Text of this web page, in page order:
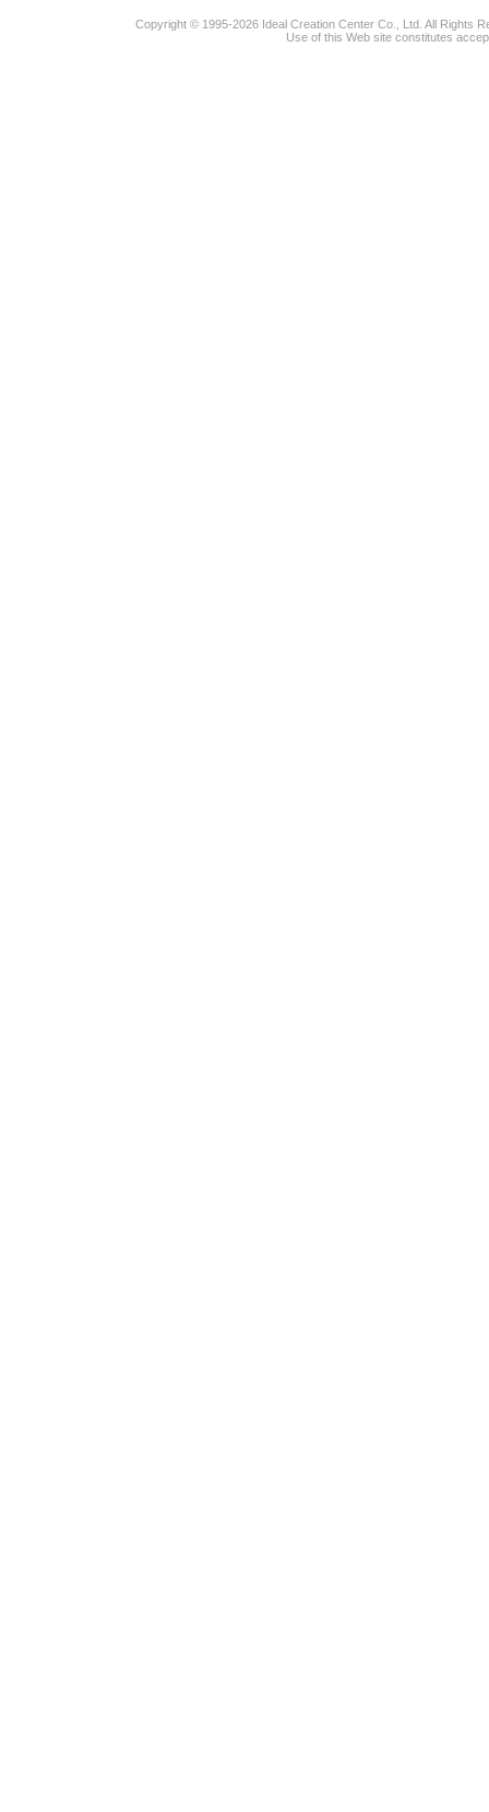
Copyright © 1995-2026 Ideal Creation Center Co., Ltd. All Rights
Use of this Web site constitutes